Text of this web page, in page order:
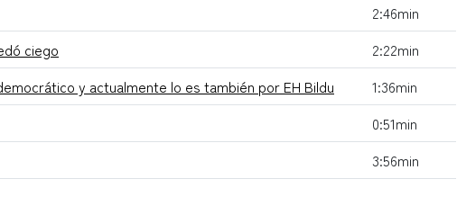
2:46min
ciego
2:22min
y actualmente lo es también por EH Bildu
1:36min
0:51min
3:56min